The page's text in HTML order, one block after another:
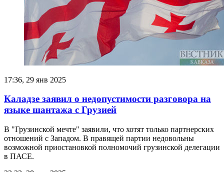
17:36, 29 янв 2025
Каладзе заявил о недопустимости разговора на
языке шантажа с Грузией
В "Грузинской мечте" заявили, что хотят только партнерских
отношений с Западом. В правящей партии недовольны
возможной приостановкой полномочий грузинской делегации
в ПАСЕ.